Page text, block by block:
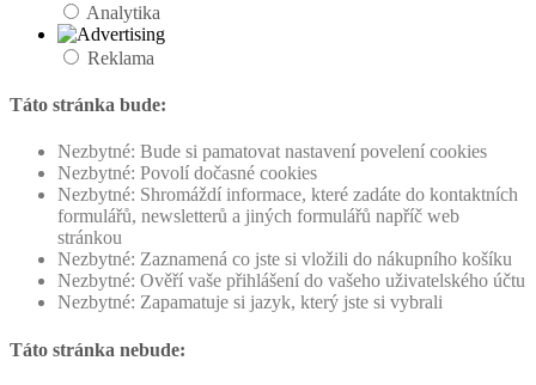
Analytika
Reklama
Táto stránka bude:
Nezbytné: Bude si pamatovat nastavení povelení cookies
Nezbytné: Povolí dočasné cookies
Nezbytné: Shromáždí informace, které zadáte do kontaktních
formulářů, newsletterů a jiných formulářů napříč web
stránkou
Nezbytné: Zaznamená co jste si vložili do nákupního košíku
Nezbytné: Ověří vaše přihlášení do vašeho uživatelského účtu
Nezbytné: Zapamatuje si jazyk, který jste si vybrali
Táto stránka nebude: